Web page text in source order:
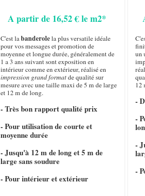
A partir de 16,52 € le m2*
C'est labanderolela plus versatile idéale
pour vos messages et promotion de
moyenne et longue durée, généralement de
1 a 3 ans suivant sont exposition en
intérieur comme en extérieur, réalisé en
impression grand formatde qualité sur
mesure avec une taille maxi de 5 m de large
et 12 m de long.
- Très bon rapport qualité prix
- Pour utilisation de courte et
moyenne durée
- Jusqu'à 12 m de long et 5 m de
large sans soudure
- Pour intérieur et extérieur
un
12
-
-
-
-